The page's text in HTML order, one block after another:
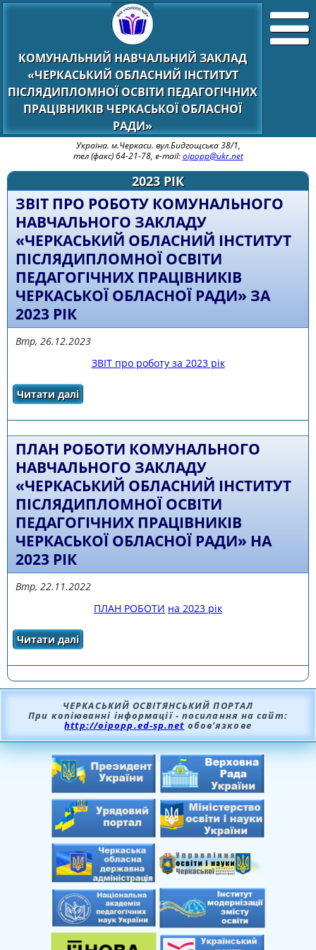
КОМУНАЛЬНИЙ НАВЧАЛЬНИЙ ЗАКЛАД
«ЧЕРКАСЬКИЙ ОБЛАСНИЙ ІНСТИТУТ
ПІСЛЯДИПЛОМНОЇ ОСВІТИ ПЕДАГОГІЧНИХ
ПРАЦІВНИКІВ ЧЕРКАСЬКОЇ ОБЛАСНОЇ
РАДИ»
Україна. м.Черкаси. вул.Бидгощська 38/1,
тел (факс) 64-21-78, e-mail:oipopp@ukr.net
2023 РІК
ЗВІТ ПРО РОБОТУ КОМУНАЛЬНОГО
НАВЧАЛЬНОГО ЗАКЛАДУ
«ЧЕРКАСЬКИЙ ОБЛАСНИЙ ІНСТИТУТ
ПІСЛЯДИПЛОМНОЇ ОСВІТИ
ПЕДАГОГІЧНИХ ПРАЦІВНИКІВ
ЧЕРКАСЬКОЇ ОБЛАСНОЇ РАДИ» ЗА
2023 РІК
Втр, 26.12.2023
ЗВІТ про роботу за 2023 рік
Читати далі
навчального закладу «Черкаський обласний
інститут післядипломної освіти педагогічних
2023 рік
ПЛАН РОБОТИ КОМУНАЛЬНОГО
НАВЧАЛЬНОГО ЗАКЛАДУ
«ЧЕРКАСЬКИЙ ОБЛАСНИЙ ІНСТИТУТ
ПІСЛЯДИПЛОМНОЇ ОСВІТИ
ПЕДАГОГІЧНИХ ПРАЦІВНИКІВ
ЧЕРКАСЬКОЇ ОБЛАСНОЇ РАДИ» НА
2023 РІК
Втр, 22.11.2022
ПЛАН РОБОТИ на 2023 рік
Читати далі
ОБЛАСНИЙ ІНСТИТУТ ПІСЛЯДИПЛОМНОЇ
ЧЕРКАСЬКОЇ ОБЛАСНОЇ РАДИ» НА 2023 РІК
ЧЕРКАСЬКИЙ ОСВІТЯНСЬКИЙ ПОРТАЛ
При копіюванні інформації - посилання на сайт:
http://oipopp.ed-sp.net обов’язкове